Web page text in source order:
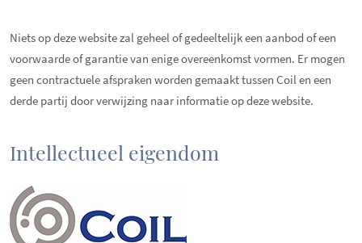
Niets op deze website zal geheel of gedeeltelijk een aanbod of een
voorwaarde of garantie van enige overeenkomst vormen. Er mogen
geen contractuele afspraken worden gemaakt tussen Coil en een
derde partij door verwijzing naar informatie op deze website.
Intellectueel eigendom